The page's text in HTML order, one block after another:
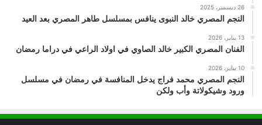
26 ديسمبر، 2025
النجم المصري خالد النبوى ينافس بمسلسل طاهر المصري بعد العيد
13 يناير، 2026
الفنان المصري الكبير خالد الصاوي في اولاد الراعي في دراما رمضان
10 يناير، 2026
النجم المصري محمد فراج يدخل المنافسة في رمضان في مسلسل
ورود وشيكولاتة وأب ولكن